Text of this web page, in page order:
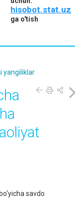
hisobot.stat.uz
ga o'tish
yangiliklar
savdo